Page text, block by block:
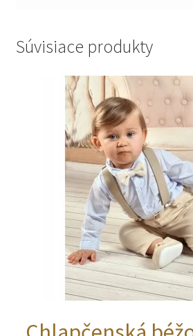
Súvisiace produkty